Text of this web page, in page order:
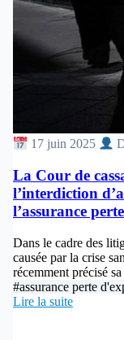
17 juin 2025
La Cour de
l’interdiction
l’assurance
Dans le cadre des
causée par la crise
récemment précisé
#assurance perte
Lire la suite